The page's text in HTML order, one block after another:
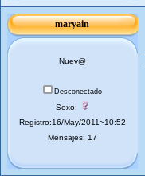
maryain
Nuev@
Desconectado
Sexo:
Registro:16/May/2011~10:52
Mensajes: 17